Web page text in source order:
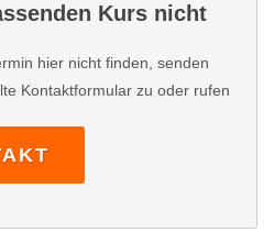
Kurs nicht
hier nicht finden, senden
Kontaktformular zu oder rufen